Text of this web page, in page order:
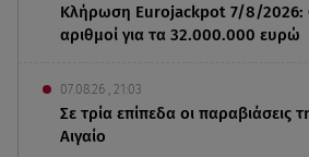
Κλήρωση Eurojackpot 7/8/2026:
αριθμοί για τα 32.000.000 ευρώ
07.08.26 , 21:03
Σε τρία επίπεδα οι παραβιάσεις
Αιγαίο